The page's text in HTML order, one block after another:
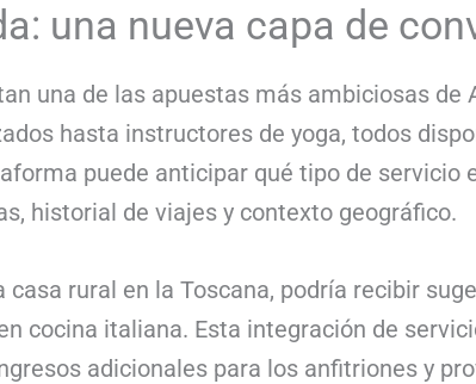
una nueva capa de
una de las apuestas más ambiciosas de
hasta instructores de yoga, todos
puede anticipar qué tipo de servicio
historial de viajes y contexto geográfico.
rural en la Toscana, podría recibir
cocina italiana. Esta integración de
adicionales para los anfitriones y